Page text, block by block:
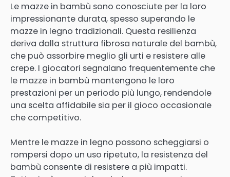
Le mazze in bambù sono conosciute per la loro
impressionante durata, spesso superando le
mazze in legno tradizionali. Questa resilienza
deriva dalla struttura fibrosa naturale del bambù,
che può assorbire meglio gli urti e resistere alle
crepe. I giocatori segnalano frequentemente che
le mazze in bambù mantengono le loro
prestazioni per un periodo più lungo, rendendole
una scelta affidabile sia per il gioco occasionale
che competitivo.
Mentre le mazze in legno possono scheggiarsi o
rompersi dopo un uso ripetuto, la resistenza del
bambù consente di resistere a più impatti.